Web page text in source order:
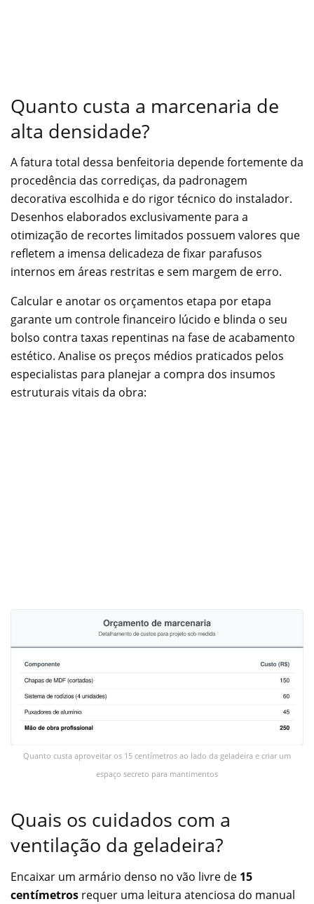
Quanto custa a marcenaria de
alta densidade?
A fatura total dessa benfeitoria depende fortemente da
procedência das corrediças, da padronagem
decorativa escolhida e do rigor técnico do instalador.
Desenhos elaborados exclusivamente para a
otimização de recortes limitados possuem valores que
refletem a imensa delicadeza de fixar parafusos
internos em áreas restritas e sem margem de erro.
Calcular e anotar os orçamentos etapa por etapa
garante um controle financeiro lúcido e blinda o seu
bolso contra taxas repentinas na fase de acabamento
estético. Analise os preços médios praticados pelos
especialistas para planejar a compra dos insumos
estruturais vitais da obra:
Quanto custa aproveitar os 15 centímetros ao lado da geladeira e criar um
espaço secreto para mantimentos
Quais os cuidados com a
ventilação da geladeira?
Encaixar um armário denso no vão livre de 15
centímetros requer uma leitura atenciosa do manual